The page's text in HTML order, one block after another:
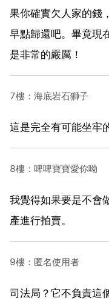
果你確實欠人家的錢
早點歸還吧。畢竟現
是非常的嚴厲！
7樓：海底岩石獅子
這是完全有可能坐牢
8樓：啤啤寶寶愛你呦
我覺得如果要是不會
產進行拍賣。
9樓：匿名使用者
司法局？它不負責這